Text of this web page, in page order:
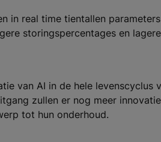
in real time tientallen
storingspercentages en
van AI in de hele
zullen er nog meer
tot hun onderhoud.